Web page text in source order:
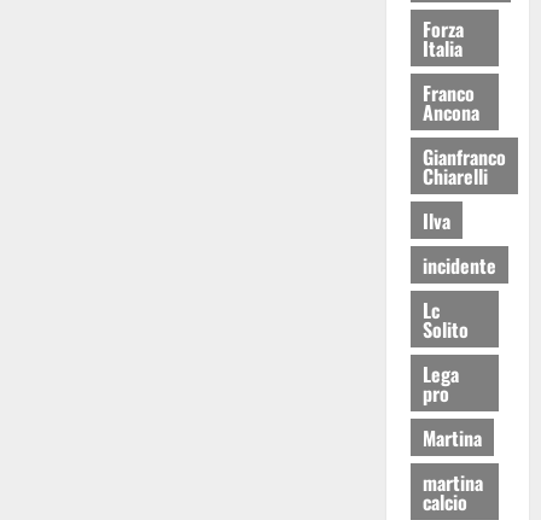
Forza
Italia
Franco
Ancona
Gianfranco
Chiarelli
Ilva
incidente
Lc
Solito
Lega
pro
Martina
martina
calcio